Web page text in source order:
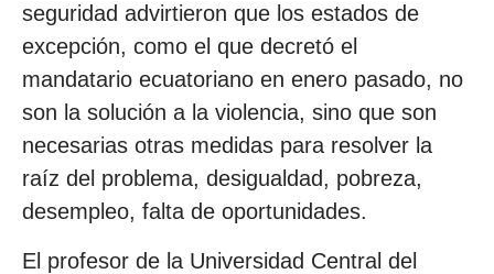
seguridad advirtieron que los estados de
excepción, como el que decretó el
mandatario ecuatoriano en enero pasado, no
son la solución a la violencia, sino que son
necesarias otras medidas para resolver la
raíz del problema, desigualdad, pobreza,
desempleo, falta de oportunidades.
El profesor de la Universidad Central del